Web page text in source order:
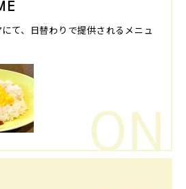
て、日替わりで提供されるメニュ
ON